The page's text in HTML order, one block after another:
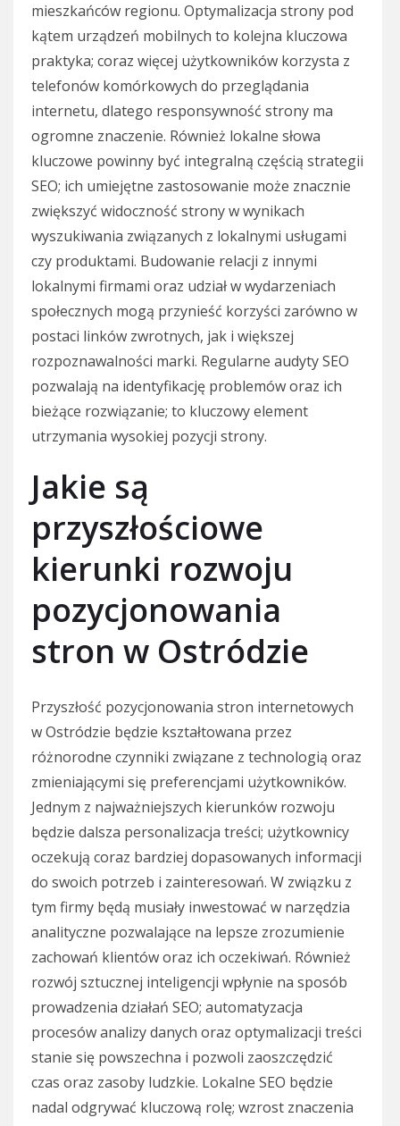
mieszkańców regionu. Optymalizacja strony pod
kątem urządzeń mobilnych to kolejna kluczowa
praktyka; coraz więcej użytkowników korzysta z
telefonów komórkowych do przeglądania
internetu, dlatego responsywność strony ma
ogromne znaczenie. Również lokalne słowa
kluczowe powinny być integralną częścią strategii
SEO; ich umiejętne zastosowanie może znacznie
zwiększyć widoczność strony w wynikach
wyszukiwania związanych z lokalnymi usługami
czy produktami. Budowanie relacji z innymi
lokalnymi firmami oraz udział w wydarzeniach
społecznych mogą przynieść korzyści zarówno w
postaci linków zwrotnych, jak i większej
rozpoznawalności marki. Regularne audyty SEO
pozwalają na identyfikację problemów oraz ich
bieżące rozwiązanie; to kluczowy element
utrzymania wysokiej pozycji strony.
Jakie są
przyszłościowe
kierunki rozwoju
pozycjonowania
stron w Ostródzie
Przyszłość pozycjonowania stron internetowych
w Ostródzie będzie kształtowana przez
różnorodne czynniki związane z technologią oraz
zmieniającymi się preferencjami użytkowników.
Jednym z najważniejszych kierunków rozwoju
będzie dalsza personalizacja treści; użytkownicy
oczekują coraz bardziej dopasowanych informacji
do swoich potrzeb i zainteresowań. W związku z
tym firmy będą musiały inwestować w narzędzia
analityczne pozwalające na lepsze zrozumienie
zachowań klientów oraz ich oczekiwań. Również
rozwój sztucznej inteligencji wpłynie na sposób
prowadzenia działań SEO; automatyzacja
procesów analizy danych oraz optymalizacji treści
stanie się powszechna i pozwoli zaoszczędzić
czas oraz zasoby ludzkie. Lokalne SEO będzie
nadal odgrywać kluczową rolę; wzrost znaczenia